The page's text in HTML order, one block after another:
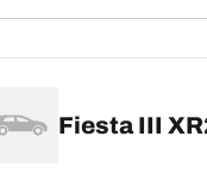
Fiesta III